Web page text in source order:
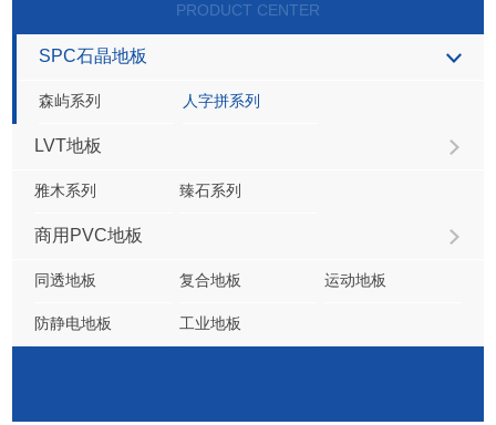
PRODUCT CENTER
SPC石晶地板
森屿系列 人字拼系列
LVT地板
雅木系列 臻石系列
商用PVC地板
同透地板 复合地板 运动地板
防静电地板 工业地板